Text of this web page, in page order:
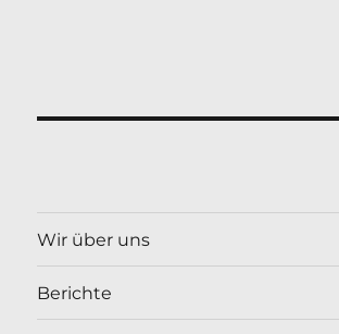
Wir über uns
Berichte